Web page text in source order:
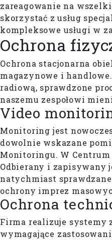
zareagowanie na
skorzystać z usług
kompleksowe usługi w
Ochrona
Ochrona stacjonarna
magazynowe i
radiową, sprawdzone
naszemu zespołowi
Video
Monitoring jest
dowolnie wskazane
Monitoringu. W
Odbierany i zapisywany
natychmiast
ochrony imprez
Ochrona
Firma realizuje systemy
wymagające